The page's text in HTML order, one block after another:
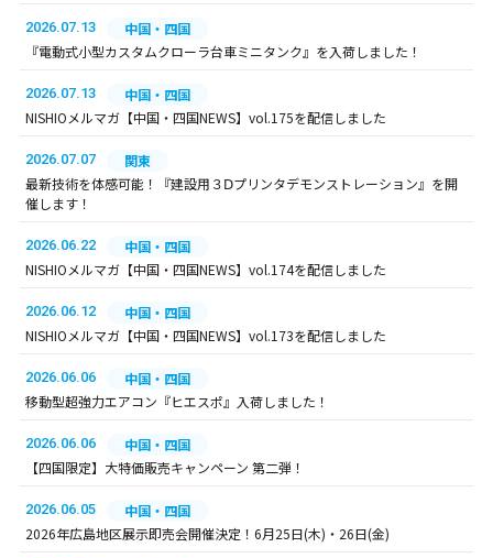
2026.07.13
中国・四国
『電動式小型カスタムクローラ台車ミニタンク』を入荷しました！
2026.07.13
中国・四国
NISHIOメルマガ【中国・四国NEWS】vol.175を配信しました
2026.07.07
関東
最新技術を体感可能！『建設用３Ⅾプリンタデモンストレーション』を開
催します！
2026.06.22
中国・四国
NISHIOメルマガ【中国・四国NEWS】vol.174を配信しました
2026.06.12
中国・四国
NISHIOメルマガ【中国・四国NEWS】vol.173を配信しました
2026.06.06
中国・四国
移動型超強力エアコン『ヒエスポ』入荷しました！
2026.06.06
中国・四国
【四国限定】大特価販売キャンペーン 第二弾！
2026.06.05
中国・四国
2026年広島地区展示即売会開催決定！6月25日(木)・26日(金)